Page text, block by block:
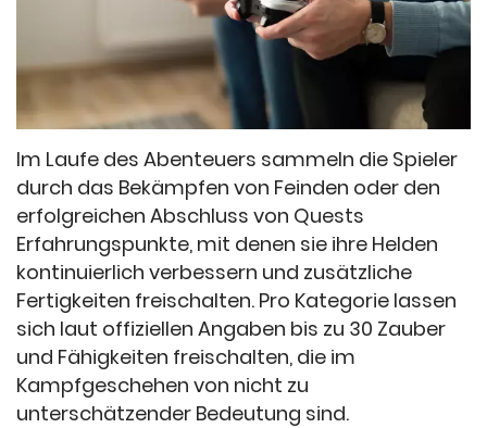
Im Laufe des Abenteuers sammeln die Spieler
durch das Bekämpfen von Feinden oder den
erfolgreichen Abschluss von Quests
Erfahrungspunkte, mit denen sie ihre Helden
kontinuierlich verbessern und zusätzliche
Fertigkeiten freischalten. Pro Kategorie lassen
sich laut offiziellen Angaben bis zu 30 Zauber
und Fähigkeiten freischalten, die im
Kampfgeschehen von nicht zu
unterschätzender Bedeutung sind.